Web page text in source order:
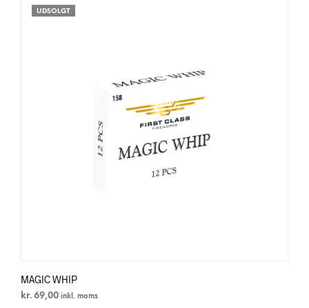
UDSOLGT
MAGIC WHIP
kr. 69,00 inkl. moms